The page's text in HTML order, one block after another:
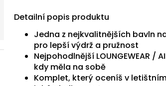
Detailní popis produktu
Jedna z nejkvalitnějších bavln
pro lepší výdrž a pružnost
Nejpohodlnější LOUNGEWEAR /
kdy měla na sobě
Komplet, který oceníš v